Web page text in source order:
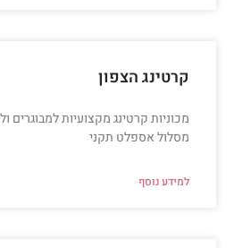
קרטינג הצפון
מכוניות קרטינג מקצועיות למבוגרים
מסלול אספלט תקני
למידע נוסף